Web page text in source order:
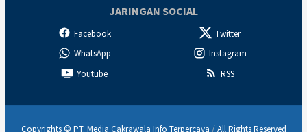
JARINGAN SOCIAL
Facebook
Twitter
WhatsApp
Instagram
Youtube
RSS
Copyrights © PT. Media Cakrawala Info Terpercaya /All Rights Reserved